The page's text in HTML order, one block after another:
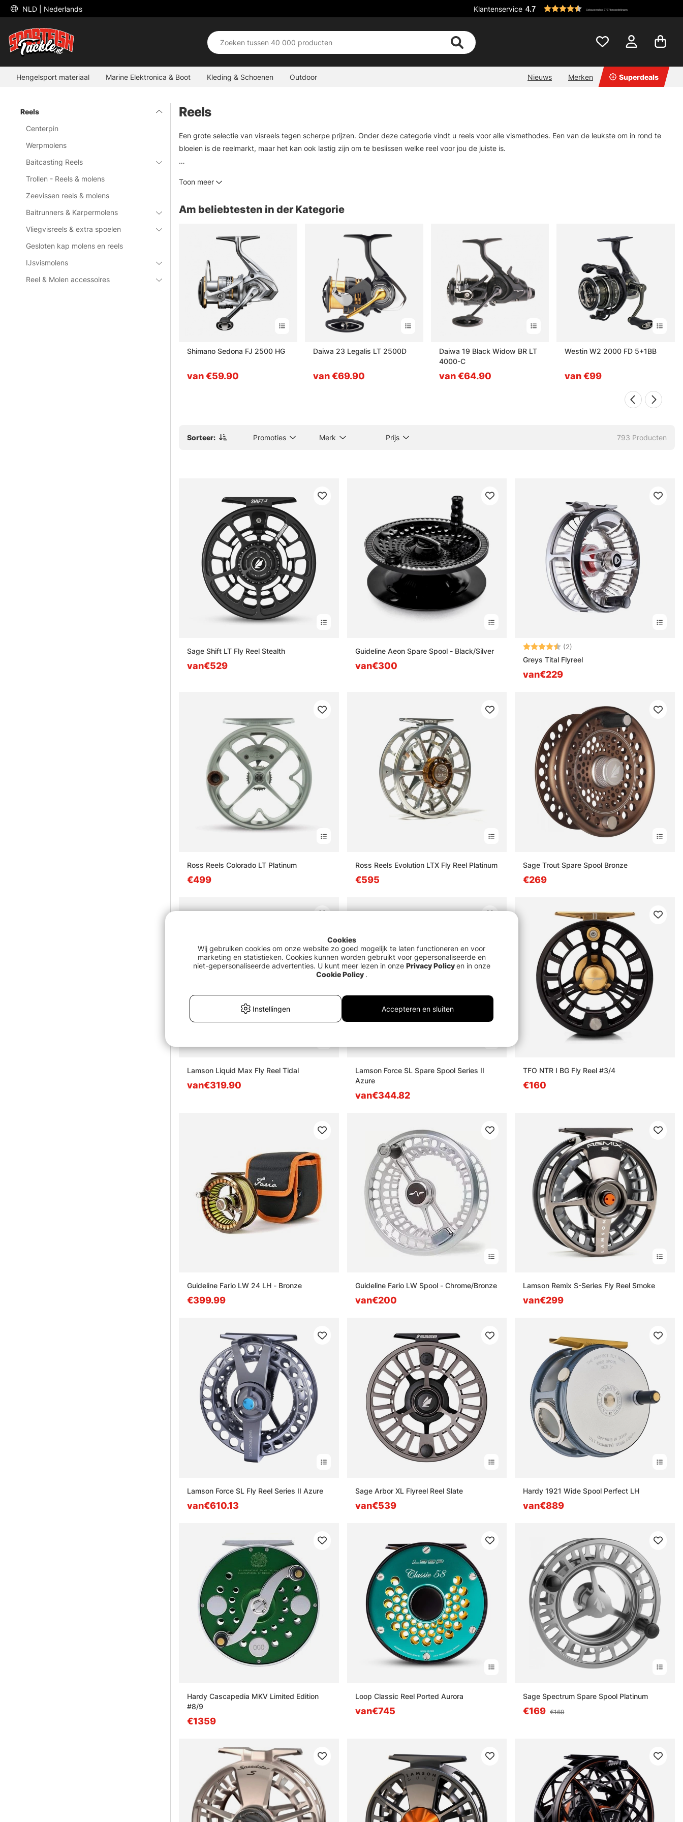
NLD | Nederlands Klantenservice 4.7 Gebaseerd op 2737 beoordelingen
Hengelsport materiaal Marine Elektronica & Boot Kleding & Schoenen Outdoor Nieuws Merken Superdeals
Reels
Centerpin
Werpmolens
Baitcasting Reels
Trollen - Reels & molens
Zeevissen reels & molens
Baitrunners & Karpermolens
Vliegvisreels & extra spoelen
Gesloten kap molens en reels
IJsvismolens
Reel & Molen accessoires
Reels
Een grote selectie van visreels tegen scherpe prijzen. Onder deze categorie vindt u reels voor alle vismethodes. Een van de leukste om in rond te
bloeien is de reelmarkt, maar het kan ook lastig zijn om te beslissen welke reel voor jou de juiste is.
zo groot mogelijke keuzevrijheid te kunnen bieden. Sommige van onze reels worden exclusief in onze winkel verkocht en vindt u nergens anders in
Toon meer
Am beliebtesten in der Kategorie
Shimano Sedona FJ 2500 HG
van €59.90
Daiwa 23 Legalis LT 2500D
van €69.90
Daiwa 19 Black Widow BR LT
4000-C
van €64.90
Westin W2 2000 FD 5+1BB
van €99
Sorteer: Promoties Merk Prijs 793 Producten
Sage Shift LT Fly Reel Stealth
van€529
Guideline Aeon Spare Spool - Black/Silver
van€300
Beoordeling:(2)
Greys Tital Flyreel
van€229
Ross Reels Colorado LT Platinum
€499
Ross Reels Evolution LTX Fly Reel Platinum
€595
Sage Trout Spare Spool Bronze
€269
Lamson Liquid Max Fly Reel Tidal
van€319.90
Lamson Force SL Spare Spool Series II
Azure
van€344.82
TFO NTR I BG Fly Reel #3/4
€160
Guideline Fario LW 24 LH - Bronze
€399.99
Guideline Fario LW Spool - Chrome/Bronze
van€200
Lamson Remix S-Series Fly Reel Smoke
van€299
Lamson Force SL Fly Reel Series II Azure
van€610.13
Sage Arbor XL Flyreel Reel Slate
van€539
Hardy 1921 Wide Spool Perfect LH
van€889
Hardy Cascapedia MKV Limited Edition
#8/9
€1359
Loop Classic Reel Ported Aurora
van€745
Sage Spectrum Spare Spool Platinum
€169 €169
Cookies
Wij gebruiken cookies om onze website zo goed mogelijk te laten functioneren en voor
marketing en statistieken. Cookies kunnen worden gebruikt voor gepersonaliseerde en
niet-gepersonaliseerde advertenties. U kunt meer lezen in onze Privacy Policy en in onze
Cookie Policy .
Instellingen Accepteren en sluiten